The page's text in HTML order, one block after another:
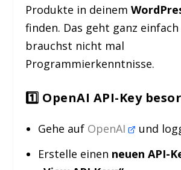
Produkte in deinem
finden. Das geht ganz
brauchst nicht mal
Programmierkenntnisse.
1️⃣ OpenAI API-Key
Gehe auf OpenAI
und
Erstelle einen neuen API-